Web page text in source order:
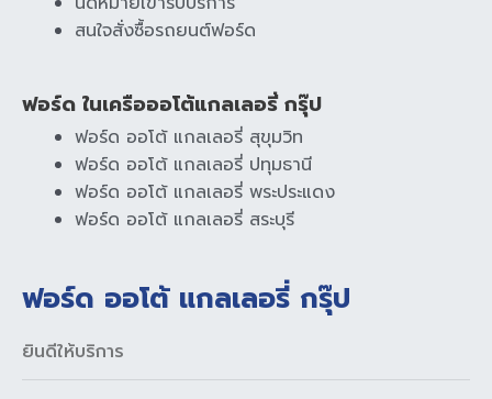
สนใจสั่งซื้อรถยนต์ฟอร์ด
ฟอร์ด ในเครือออโต้แกลเลอรี่ กรุ๊ป
ฟอร์ด ออโต้ แกลเลอรี่ สุขุมวิท
ฟอร์ด ออโต้ แกลเลอรี่ ปทุมธานี
ฟอร์ด ออโต้ แกลเลอรี่ พระประแดง
ฟอร์ด ออโต้ แกลเลอรี่ สระบุรี
ฟอร์ด ออโต้ แกลเลอรี่ กรุ๊ป
ยินดีให้บริการ